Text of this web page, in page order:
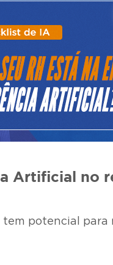
Artificial no
tem potencial